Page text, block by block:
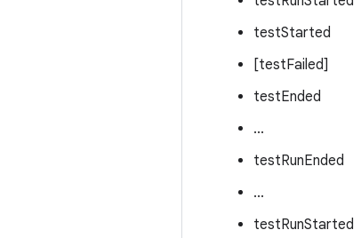
testStarted
[testFailed]
testEnded
...
testRunEnded
...
testRunStarted